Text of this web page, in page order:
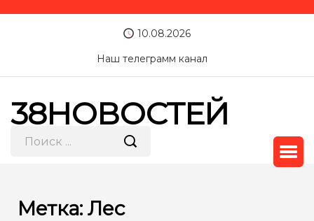
10.08.2026
Наш телеграмм канал
38НОВОСТЕЙ
Метка: Лес